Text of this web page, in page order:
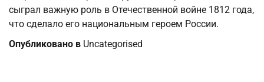
сыграл важную роль в Отечественной войне 1812 года,
что сделало его национальным героем России.
Опубликовано в Uncategorised